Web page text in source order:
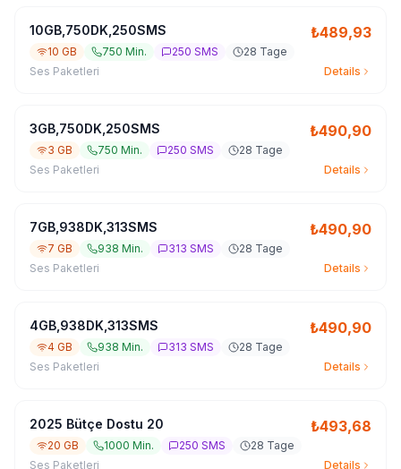
10GB,750DK,250SMS ₺489,93
10 GB 750 Min. 250 SMS
28 Tage
Ses Paketleri
Details
3GB,750DK,250SMS ₺490,90
3 GB 750 Min. 250 SMS
28 Tage
Ses Paketleri
Details
7GB,938DK,313SMS ₺490,90
7 GB 938 Min. 313 SMS
28 Tage
Ses Paketleri
Details
4GB,938DK,313SMS ₺490,90
4 GB 938 Min. 313 SMS
28 Tage
Ses Paketleri
Details
2025 Bütçe Dostu 20 ₺493,68
20 GB 1000 Min. 250 SMS
28 Tage
Ses Paketleri
Details